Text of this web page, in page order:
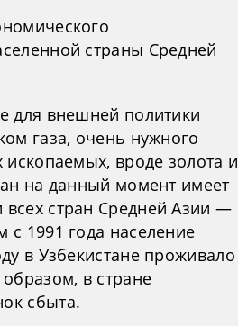
страны Средней
для внешней политики
газа, очень нужного
вроде золота и
на данный момент имеет
стран Средней Азии —
1991 года население
в Узбекистане проживало
в стране
сбыта.